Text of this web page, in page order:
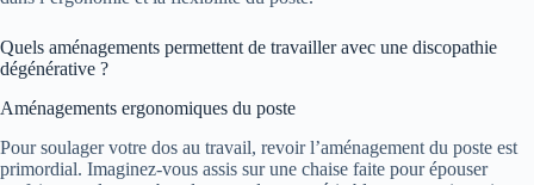
Quels aménagements permettent de travailler avec une discopathie
dégénérative ?
Aménagements ergonomiques du poste
Pour soulager votre dos au travail, revoir l’aménagement du poste est
primordial. Imaginez-vous assis sur une chaise faite pour épouser